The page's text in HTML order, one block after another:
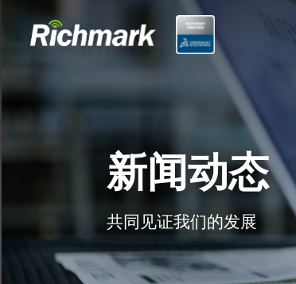
新闻动态
共同见证我们的发展